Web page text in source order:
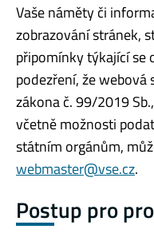
Vaše náměty či
zobrazování stránek,
připomínky týkající se
podezření, že
zákona č. 99/2019
včetně možnosti
státním orgánům,
webmaster@vse.cz.
Postup pro